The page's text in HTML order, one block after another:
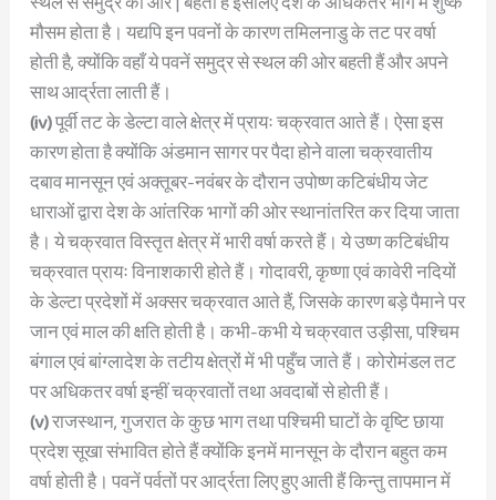
मौसम होता है। यद्यपि इन पवनों के कारण तमिलनाडु के तट पर वर्षा
होती है, क्योंकि वहाँ ये पवनें समुद्र से स्थल की ओर बहती हैं और अपने
साथ आर्द्रता लाती हैं।
(iv)पूर्वी तट के डेल्टा वाले क्षेत्र में प्रायः चक्रवात आते हैं। ऐसा इस
कारण होता है क्योंकि अंडमान सागर पर पैदा होने वाला चक्रवातीय
दबाव मानसून एवं अक्तूबर-नवंबर के दौरान उपोष्ण कटिबंधीय जेट
धाराओं द्वारा देश के आंतरिक भागों की ओर स्थानांतरित कर दिया जाता
है। ये चक्रवात विस्तृत क्षेत्र में भारी वर्षा करते हैं। ये उष्ण कटिबंधीय
चक्रवात प्रायः विनाशकारी होते हैं। गोदावरी, कृष्णा एवं कावेरी नदियों
के डेल्टा प्रदेशों में अक्सर चक्रवात आते हैं, जिसके कारण बड़े पैमाने पर
जान एवं माल की क्षति होती है। कभी-कभी ये चक्रवात उड़ीसा, पश्चिम
बंगाल एवं बांग्लादेश के तटीय क्षेत्रों में भी पहुँच जाते हैं। कोरोमंडल तट
पर अधिकतर वर्षा इन्हीं चक्रवातों तथा अवदाबों से होती हैं।
(v)राजस्थान, गुजरात के कुछ भाग तथा पश्चिमी घाटों के वृष्टि छाया
प्रदेश सूखा संभावित होते हैं क्योंकि इनमें मानसून के दौरान बहुत कम
वर्षा होती है। पवनें पर्वतों पर आर्द्रता लिए हुए आती हैं किन्तु तापमान में